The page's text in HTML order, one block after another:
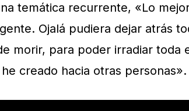
temática recurrente, «Lo
Ojalá pudiera dejar atrás
morir, para poder irradiar toda
creado hacia otras personas».